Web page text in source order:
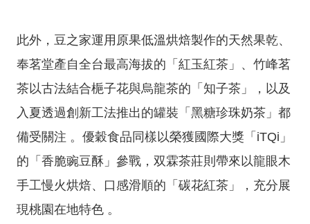
隱
私
權
政
站
此外，豆之家運用原果低溫烘焙製作的天然果乾、
奉茗堂產自全台最高海拔的「紅玉紅茶」、竹峰茗
茶以古法結合梔子花與烏龍茶的「知子茶」，以及
入夏透過創新工法推出的罐裝「黑糖珍珠奶茶」都
備受關注 。優穀食品同樣以榮獲國際大獎「iTQi」
的「香脆豌豆酥」參戰，双霖茶莊則帶來以龍眼木
手工慢火烘焙、口感滑順的「碳花紅茶」，充分展
現桃園在地特色 。